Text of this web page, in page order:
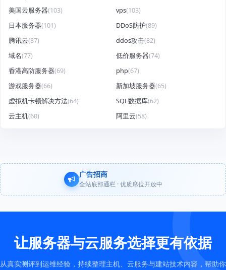
美国云服务器(103) vps(103)
日本服务器(101) DDoS防护(89)
腾讯云(87) ddos攻击(82)
域名(77) 低价服务器(74)
香港高防服务器(69) php(67)
游戏服务器(66) 新加坡服务器(65)
虚拟机卡顿解决方法(64) SQL数据库(62)
云主机(60) 阿里云(58)
广告招商
全站底部通栏 · 优质席位开放中
让服务器与云服务选择更有依据
从真实测评到运维经验，持续整理主机、云服务与建站技术内容，帮助你